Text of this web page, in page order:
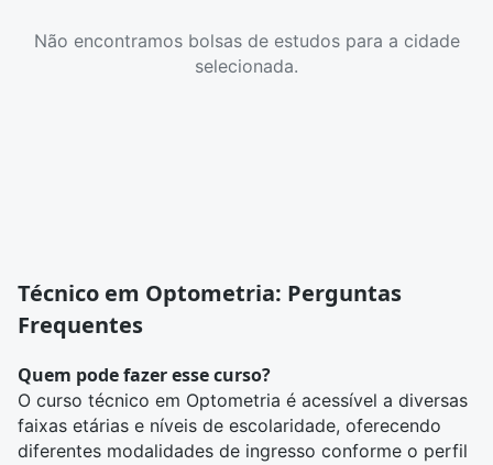
Não encontramos bolsas de estudos para a cidade
selecionada.
Técnico em Optometria: Perguntas
Frequentes
Quem pode fazer esse curso?
O curso técnico em Optometria é acessível a diversas
faixas etárias e níveis de escolaridade, oferecendo
diferentes modalidades de ingresso conforme o perfil